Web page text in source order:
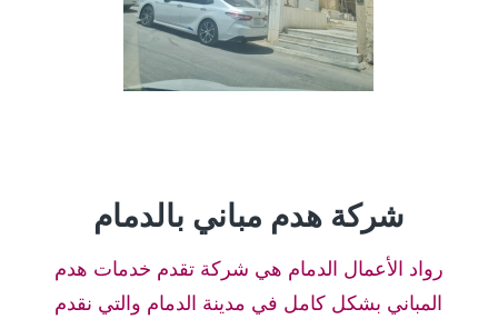
شركة هدم مباني بالدمام
رواد الأعمال الدمام هي شركة تقدم خدمات هدم
المباني بشكل كامل في مدينة الدمام والتي نقدم